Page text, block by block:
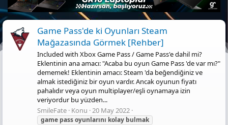
Game Pass'de ki Oyunları Steam
Mağazasında Görmek [Rehber]
Included with Xbox Game Pass / Game Pass'e dahil mi?
Eklentinin ana amacı: "Acaba bu oyun Game Pass 'de var mı?"
dememek! Eklentinin amacı: Steam 'da beğendiğiniz ve
almak istediğiniz bir oyun vardır. Ancak oyunun fiyatı
pahalıdır veya oyun multiplayer/eşli oynamaya izin
veriyordur bu yüzden...
SmileFate Konu 20 May 2022
game passoyunlarını kolay bulmak